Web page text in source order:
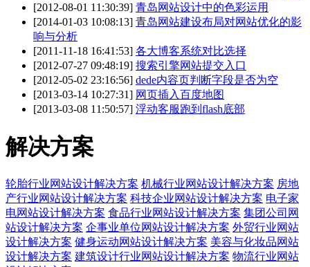
[2012-08-01 11:30:39] 青岛网站设计中的色彩运用
[2014-01-03 10:08:13] 青岛网站建设布局对网站优化的影
响与分析
[2011-11-18 16:41:53] 各大博客系统对比选择
[2012-07-27 09:48:19] 搜索引擎网站提交入口
[2012-05-02 23:16:56] dede内容页判断字段是否为空
[2013-03-14 10:27:31] 网页插入百度地图
[2013-03-08 11:50:57] 浮动客服跑到flash底部
解决方案
轮胎行业网站设计解决方案 机械行业网站设计解决方案 房地
产行业网站设计解决方案 科技企业网站设计解决方案 电子家
电网站设计解决方案 食品行业网站设计解决方案 集团公司网
站设计解决方案 企事业单位网站设计解决方案 外贸行业网站
设计解决方案 健身运动网站设计解决方案 美容与化妆品网站
设计解决方案 建筑设计行业网站设计解决方案 物流行业网站